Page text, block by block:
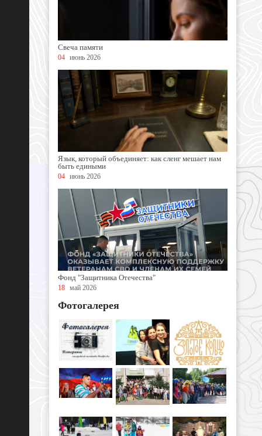
Свеча памяти
04 июнь 2026
Язык, который объединяет: как сленг мешает нам
быть едиными
04 июнь 2026
Фонд "Защитника Отечества"
18 май 2026
Фотогалерея